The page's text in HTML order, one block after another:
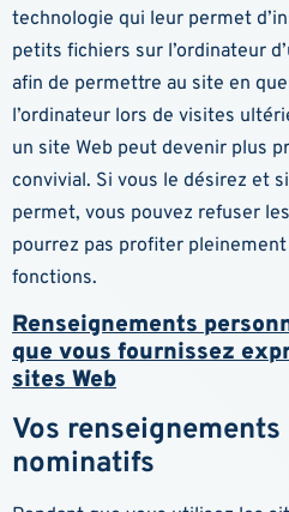
technologie qui leur permet
petits fichiers sur l’ordinateur
afin de permettre au site en
l’ordinateur lors de visites
un site Web peut devenir plus
convivial. Si vous le désirez et
permet, vous pouvez refuser
pourrez pas profiter
fonctions.
Renseignements
que vous fournissez
sites Web
Vos
nominatifs